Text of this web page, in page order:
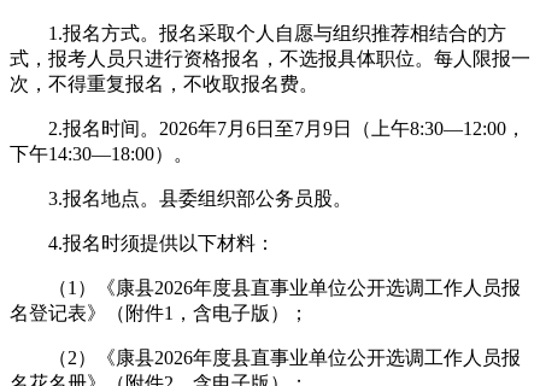
1.报名方式。报名采取个人自愿与组织推荐相结合的方
式，报考人员只进行资格报名，不选报具体职位。每人限报一
次，不得重复报名，不收取报名费。
2.报名时间。2026年7月6日至7月9日（上午8:30—12:00，
下午14:30—18:00）。
3.报名地点。县委组织部公务员股。
4.报名时须提供以下材料：
（1）《康县2026年度县直事业单位公开选调工作人员报
名登记表》（附件1，含电子版）；
（2）《康县2026年度县直事业单位公开选调工作人员报